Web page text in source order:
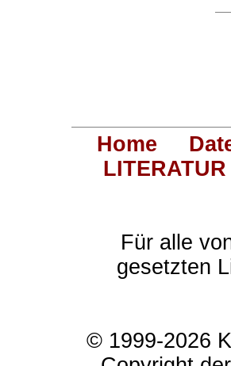
Home
LITERATUR
Für alle
gesetzten
© 1999-2026